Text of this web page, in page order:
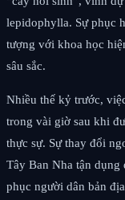
lepidophylla. Sự phục
tượng với khoa học
sâu sắc.
Nhiều thế kỷ trước,
trong vài giờ sau khi
thực sự. Sự thay đổi
Tây Ban Nha tận
phục người dân bản